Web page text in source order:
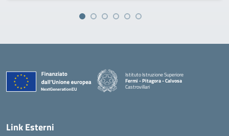
Istituto Istruzione Superiore
Fermi - Pitagora - Calvosa
Castrovillari
Link Esterni